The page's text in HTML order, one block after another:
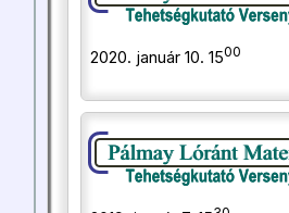
2020. január 10. 1500